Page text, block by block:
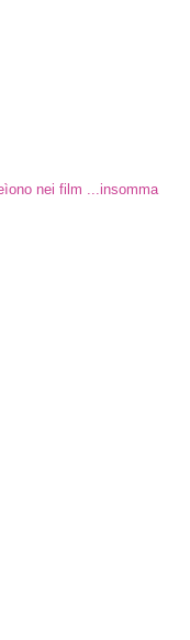
nei film ...insomma